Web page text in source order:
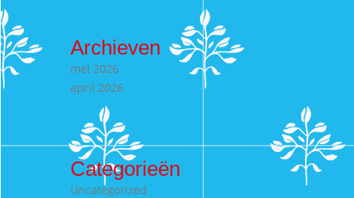
Archieven
mei 2026
april 2026
Categorieën
Uncategorized